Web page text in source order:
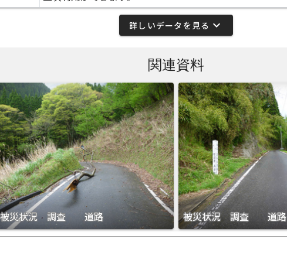
詳しいデータを見る expand_more
関連資料
被災状況 調査 道路 被災状況 調査 道路